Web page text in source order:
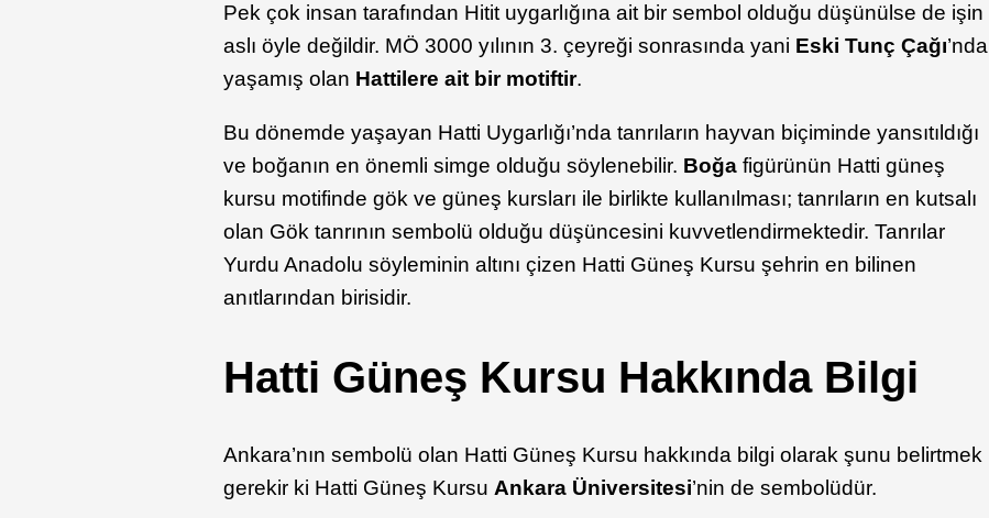
Pek çok insan tarafından Hitit uygarlığına ait bir sembol olduğu düşünülse de işin
aslı öyle değildir. MÖ 3000 yılının 3. çeyreği sonrasında yani Eski Tunç Çağı’nda
yaşamış olan Hattilere ait bir motiftir.
Bu dönemde yaşayan Hatti Uygarlığı’nda tanrıların hayvan biçiminde yansıtıldığı
ve boğanın en önemli simge olduğu söylenebilir. Boğa figürünün Hatti güneş
kursu motifinde gök ve güneş kursları ile birlikte kullanılması; tanrıların en kutsalı
olan Gök tanrının sembolü olduğu düşüncesini kuvvetlendirmektedir. Tanrılar
Yurdu Anadolu söyleminin altını çizen Hatti Güneş Kursu şehrin en bilinen
anıtlarından birisidir.
Hatti Güneş Kursu Hakkında Bilgi
Ankara’nın sembolü olan Hatti Güneş Kursu hakkında bilgi olarak şunu belirtmek
gerekir ki Hatti Güneş Kursu Ankara Üniversitesi’nin de sembolüdür.